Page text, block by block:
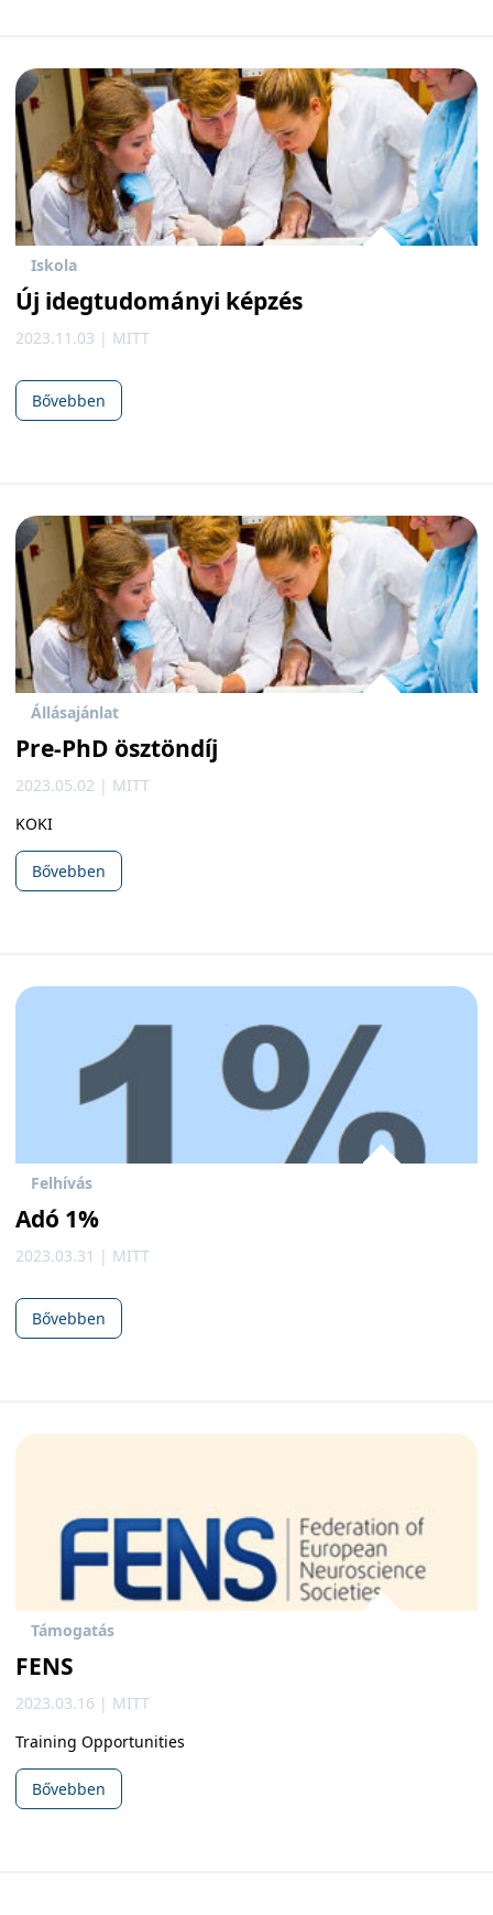
Iskola
Új idegtudományi képzés
2023.11.03 | MITT
Bővebben
Állásajánlat
Pre-PhD ösztöndíj
2023.05.02 | MITT
KOKI
Bővebben
Felhívás
Adó 1%
2023.03.31 | MITT
Bővebben
Támogatás
FENS
2023.03.16 | MITT
Training Opportunities
Bővebben